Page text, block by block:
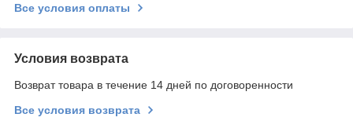
Все условия оплаты
Условия возврата
Возврат товара в течение 14 дней по договоренности
Все условия возврата